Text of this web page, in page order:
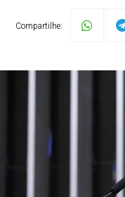
Compartilhe: